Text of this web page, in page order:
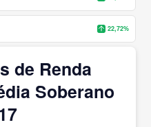
22,72%
de Renda
Soberano